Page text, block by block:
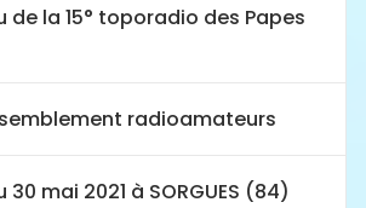
de la 15° toporadio des Papes
radioamateurs
30 mai 2021 à SORGUES (84)